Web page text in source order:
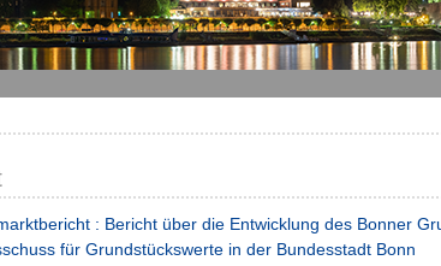
: Bericht über die Entwicklung des Bonner
für Grundstückswerte in der Bundesstadt Bonn